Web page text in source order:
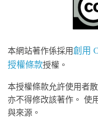
本網站著作係採用創用
授權條款授權。
本授權條款允許使用者
亦不得修改該著作。 使
與來源。